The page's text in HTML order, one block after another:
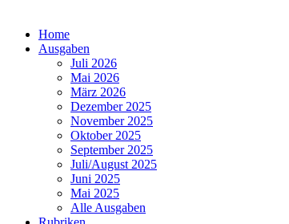
Home
Ausgaben
Juli 2026
Mai 2026
März 2026
Dezember 2025
November 2025
Oktober 2025
September 2025
Juli/August 2025
Juni 2025
Mai 2025
Alle Ausgaben